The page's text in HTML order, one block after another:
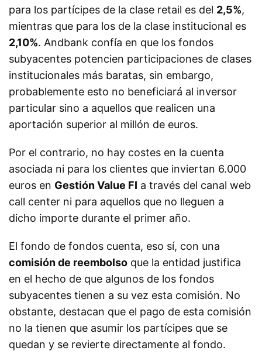
para los partícipes de la clase retail es del 2,5%,
mientras que para los de la clase institucional es
2,10%. Andbank confía en que los fondos
subyacentes potencien participaciones de clases
institucionales más baratas, sin embargo,
probablemente esto no beneficiará al inversor
particular sino a aquellos que realicen una
aportación superior al millón de euros.
Por el contrario, no hay costes en la cuenta
asociada ni para los clientes que inviertan 6.000
euros en Gestión Value FI a través del canal web
call center ni para aquellos que no lleguen a
dicho importe durante el primer año.
El fondo de fondos cuenta, eso sí, con una
comisión de reembolso que la entidad justifica
en el hecho de que algunos de los fondos
subyacentes tienen a su vez esta comisión. No
obstante, destacan que el pago de esta comisión
no la tienen que asumir los partícipes que se
quedan y se revierte directamente al fondo.